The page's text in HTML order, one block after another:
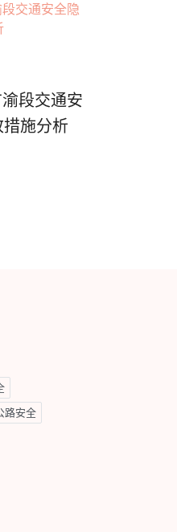
段交通安
施分析
路安全